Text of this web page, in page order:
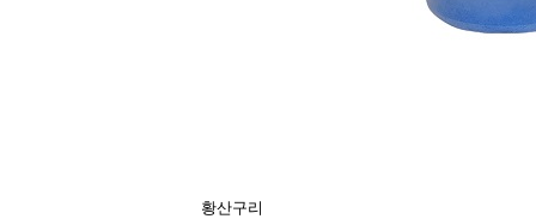
황산구리